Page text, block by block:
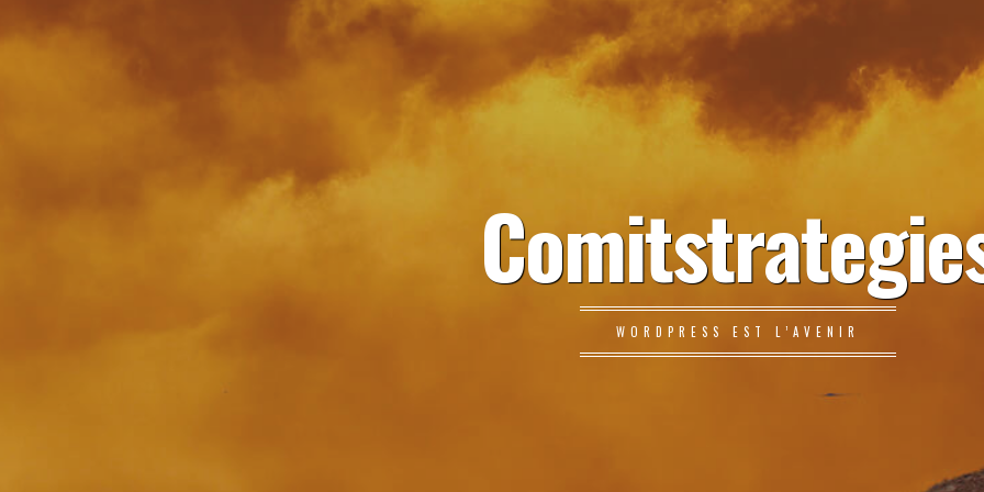
WORDPRESS EST L’AVENIR